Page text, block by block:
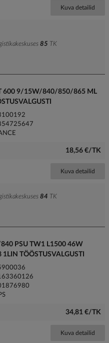
Kuva detailid
85 TK
600 9/15W/840/850/865 ML
18,56 €/TK
Kuva detailid
84 TK
PSU TW1 L1500 46W
TÖÖSTUSVALGUSTI
34,81 €/TK
Kuva detailid